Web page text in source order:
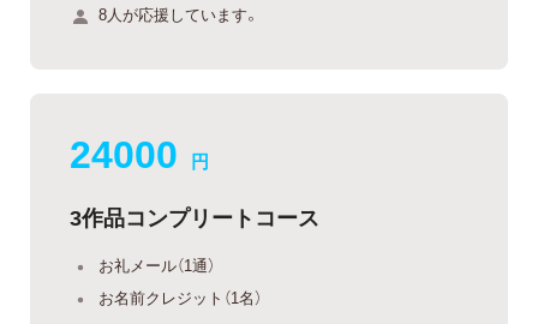
8人が応援しています。
24000 円
3作品コンプリートコース
お礼メール（1通）
お名前クレジット（1名）